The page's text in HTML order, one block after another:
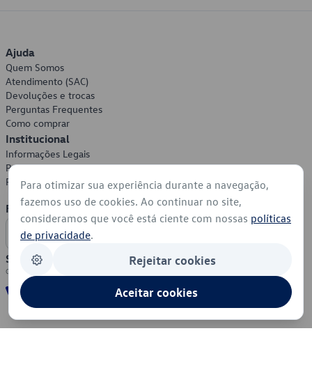
Ajuda
Quem Somos
Atendimento (SAC)
Devoluções e trocas
Perguntas Frequentes
Como comprar
Institucional
Informações Legais
Política de Privacidade
Política de Cookies
Formas de Pagamento
Segurança
Para otimizar sua experiência durante a navegação,
fazemos uso de cookies. Ao continuar no site,
consideramos que você está ciente com nossas políticas
de privacidade.
Rejeitar cookies
Aceitar cookies